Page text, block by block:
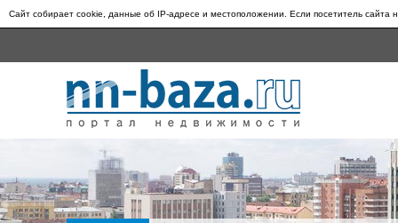
Сайт собирает cookie, данные об IP-адресе и местоположении. Если посетитель сайта